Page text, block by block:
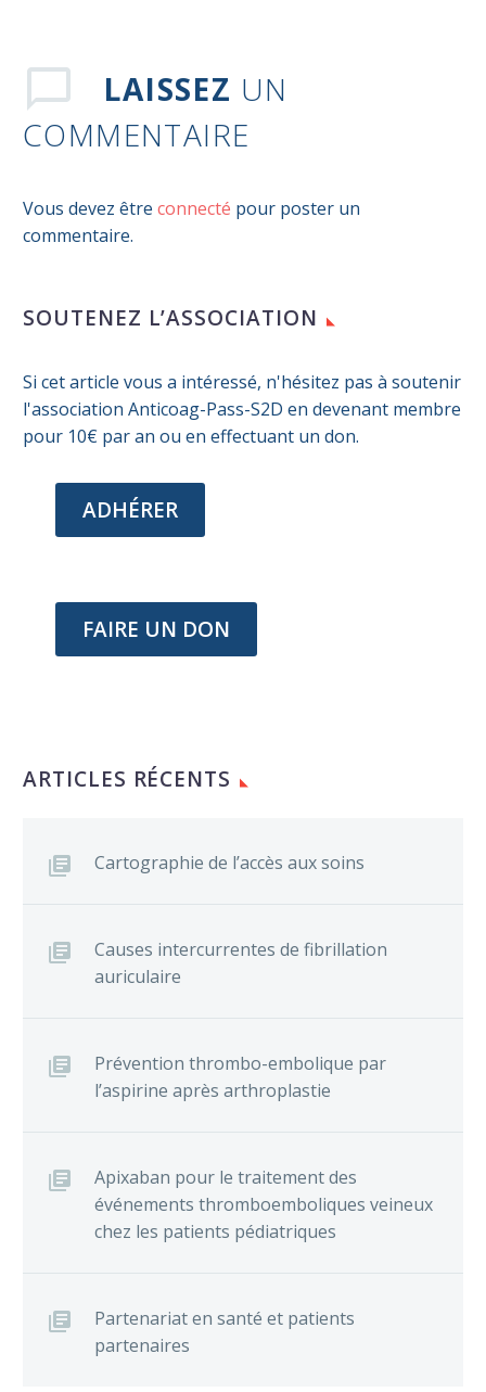
LAISSEZ UN
COMMENTAIRE
Vous devez être connecté pour poster un
commentaire.
SOUTENEZ L’ASSOCIATION
Si cet article vous a intéressé, n'hésitez pas à soutenir
l'association Anticoag-Pass-S2D en devenant membre
pour 10€ par an ou en effectuant un don.
ADHÉRER
FAIRE UN DON
ARTICLES RÉCENTS
Cartographie de l’accès aux soins
Causes intercurrentes de fibrillation
auriculaire
Prévention thrombo-embolique par
l’aspirine après arthroplastie
Apixaban pour le traitement des
événements thromboemboliques veineux
chez les patients pédiatriques
Partenariat en santé et patients
partenaires